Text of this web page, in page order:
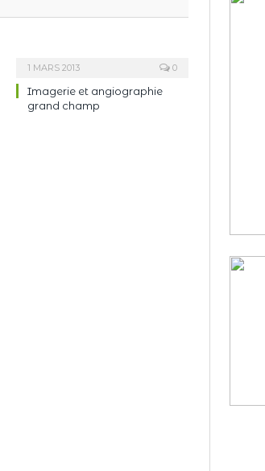
1 MARS 2013 0
Imagerie et angiographie
grand champ